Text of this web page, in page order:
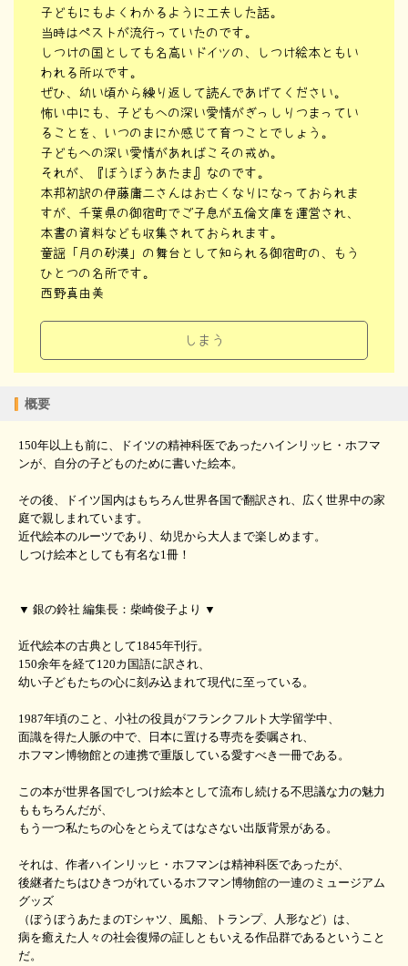
子どもにもよくわかるように工夫した話。
当時はペストが流行っていたのです。
しつけの国としても名高いドイツの、しつけ絵本ともい
われる所以です。
ぜひ、幼い頃から繰り返して読んであげてください。
怖い中にも、子どもへの深い愛情がぎっしりつまってい
ることを、いつのまにか感じて育つことでしょう。
子どもへの深い愛情があればこその戒め。
それが、『ぼうぼうあたま』なのです。
本邦初訳の伊藤庸二さんはお亡くなりになっておられま
すが、千葉県の御宿町でご子息が五倫文庫を運営され、
本書の資料なども収集されておられます。
童謡「月の砂漠」の舞台として知られる御宿町の、もう
ひとつの名所です。
西野真由美
しまう
概要
150年以上も前に、ドイツの精神科医であったハインリッヒ・ホフマ
ンが、自分の子どものために書いた絵本。
その後、ドイツ国内はもちろん世界各国で翻訳され、広く世界中の家
庭で親しまれています。
近代絵本のルーツであり、幼児から大人まで楽しめます。
しつけ絵本としても有名な1冊！
▼ 銀の鈴社 編集長：柴崎俊子より ▼
近代絵本の古典として1845年刊行。
150余年を経て120カ国語に訳され、
幼い子どもたちの心に刻み込まれて現代に至っている。
1987年頃のこと、小社の役員がフランクフルト大学留学中、
面識を得た人脈の中で、日本に置ける専売を委嘱され、
ホフマン博物館との連携で重版している愛すべき一冊である。
この本が世界各国でしつけ絵本として流布し続ける不思議な力の魅力
ももちろんだが、
もう一つ私たちの心をとらえてはなさない出版背景がある。
それは、作者ハインリッヒ・ホフマンは精神科医であったが、
後継者たちはひきつがれているホフマン博物館の一連のミュージアム
グッズ
（ぼうぼうあたまのTシャツ、風船、トランプ、人形など）は、
病を癒えた人々の社会復帰の証しともいえる作品群であるということ
だ。